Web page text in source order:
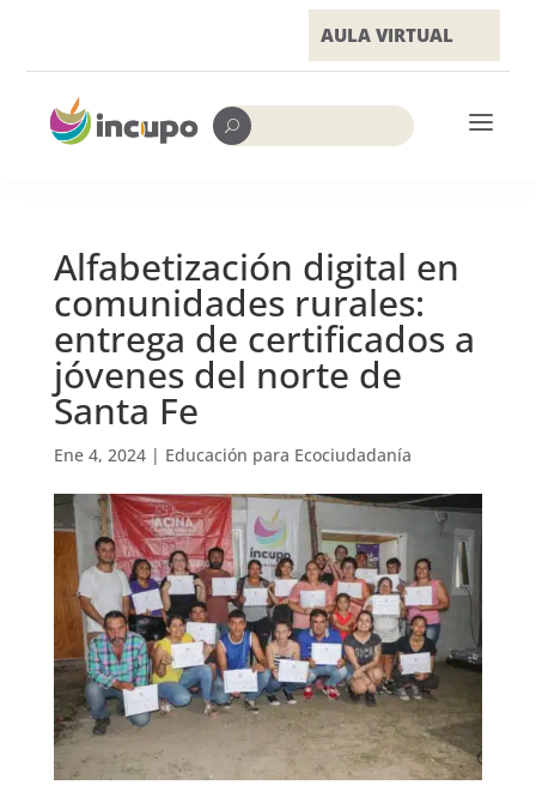
AULA VIRTUAL
U a
Alfabetización digital en
comunidades rurales:
entrega de certificados a
jóvenes del norte de
Santa Fe
Ene 4, 2024| Educación para Ecociudadanía